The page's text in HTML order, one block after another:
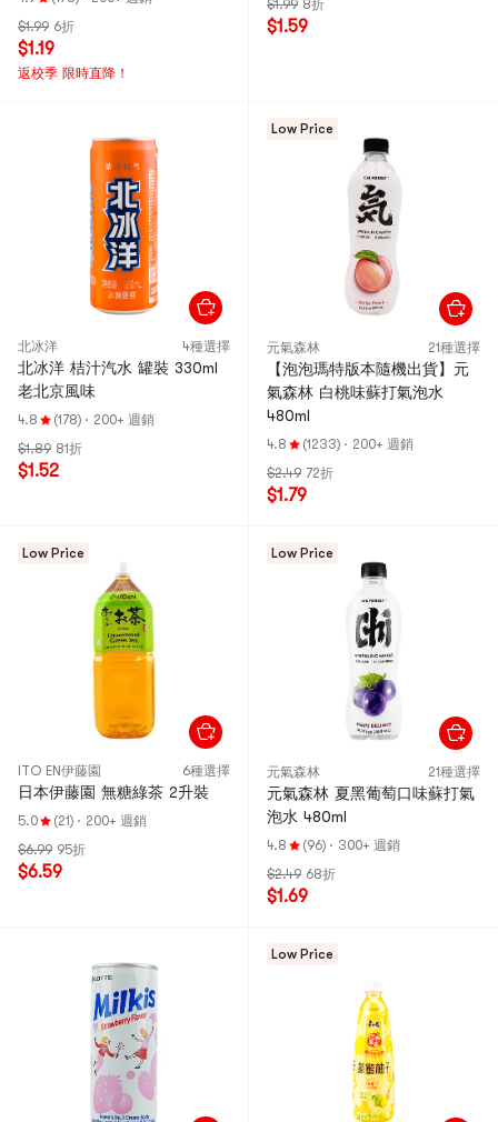
$1.99 6折
$1.19
返校季 限時直降！
$1.99 8折
$1.59
北冰洋 4種選擇
北冰洋 桔汁汽水 罐裝 330ml
老北京風味
4.8 (178) · 200+ 週銷
$1.89 81折
$1.52
Low Price
元氣森林 21種選擇
【泡泡瑪特版本隨機出貨】元
氣森林 白桃味蘇打氣泡水
480ml
4.8 (1233) · 200+ 週銷
$2.49 72折
$1.79
Low Price
ITO EN伊藤園 6種選擇
日本伊藤園 無糖綠茶 2升裝
5.0 (21) · 200+ 週銷
$6.99 95折
$6.59
Low Price
元氣森林 21種選擇
元氣森林 夏黑葡萄口味蘇打氣
泡水 480ml
4.8 (96) · 300+ 週銷
$2.49 68折
$1.69
Low Price